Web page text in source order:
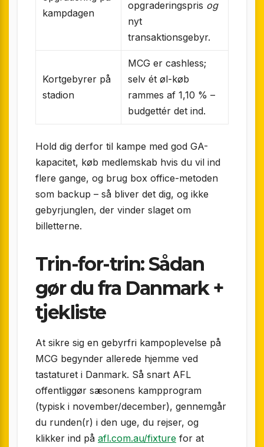
kampdagen
opgraderings­pris og
nyt
transaktionsgebyr.
Kortgebyrer på
stadion
MCG er cashless;
selv ét øl-køb
rammes af 1,10 % –
budgettér det ind.
Hold dig derfor til kampe med god GA-
kapacitet, køb medlemskab hvis du vil ind
flere gange, og brug box office-metoden
som backup – så bliver det dig, og ikke
gebyrjunglen, der vinder slaget om
billetterne.
Trin-for-trin: Sådan
gør du fra Danmark +
tjekliste
At sikre sig en gebyrfri kampoplevelse på
MCG begynder allerede hjemme ved
tastaturet i Danmark. Så snart AFL
offentliggør sæsonens kampprogram
(typisk i november/december), gennemgår
du runden(r) i den uge, du rejser, og
klikker ind på afl.com.au/fixture for at